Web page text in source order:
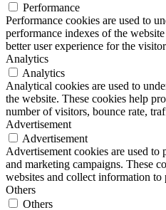
Performance
Performance cookies are used to
performance indexes of the
better user experience for the
Analytics
Analytics
Analytical cookies are used to
the website. These cookies help
number of visitors, bounce rate,
Advertisement
Advertisement
Advertisement cookies are used
and marketing campaigns. These
websites and collect information to
Others
Others